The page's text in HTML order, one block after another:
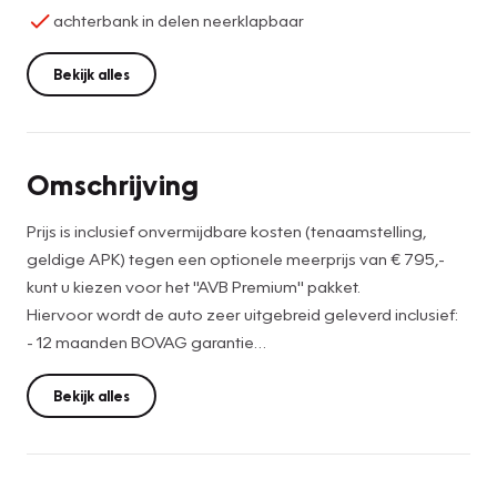
achterbank in delen neerklapbaar
Bekijk alles
Omschrijving
Prijs is inclusief onvermijdbare kosten (tenaamstelling,
geldige APK) tegen een optionele meerprijs van € 795,-
kunt u kiezen voor het ''AVB Premium'' pakket.
Hiervoor wordt de auto zeer uitgebreid geleverd inclusief:
- 12 maanden BOVAG garantie
- Onderhoudsbeurt volgens fabrieksvoorschriften.
- Slijtagedelen vervangen (de norm is dat deze minimaal
10.000km meegaan óf tot de volgende onderhoudsbeurt,
Bekijk alles